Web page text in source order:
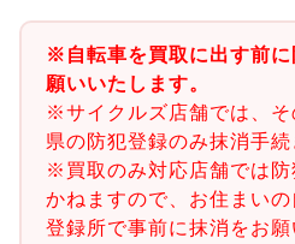
※自転車を買取に出す前
願いいたします。
※サイクルズ店舗では、
県の防犯登録のみ抹消手続
※買取のみ対応店舗では防
かねますので、お住まい
登録所で事前に抹消をお